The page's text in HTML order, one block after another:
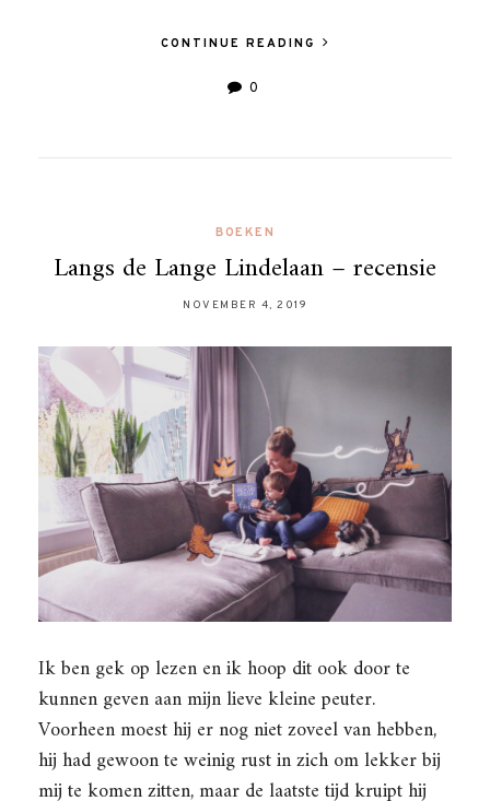
CONTINUE READING
0
BOEKEN
Langs de Lange Lindelaan – recensie
NOVEMBER 4, 2019
Ik ben gek op lezen en ik hoop dit ook door te
kunnen geven aan mijn lieve kleine peuter.
Voorheen moest hij er nog niet zoveel van hebben,
hij had gewoon te weinig rust in zich om lekker bij
mij te komen zitten, maar de laatste tijd kruipt hij